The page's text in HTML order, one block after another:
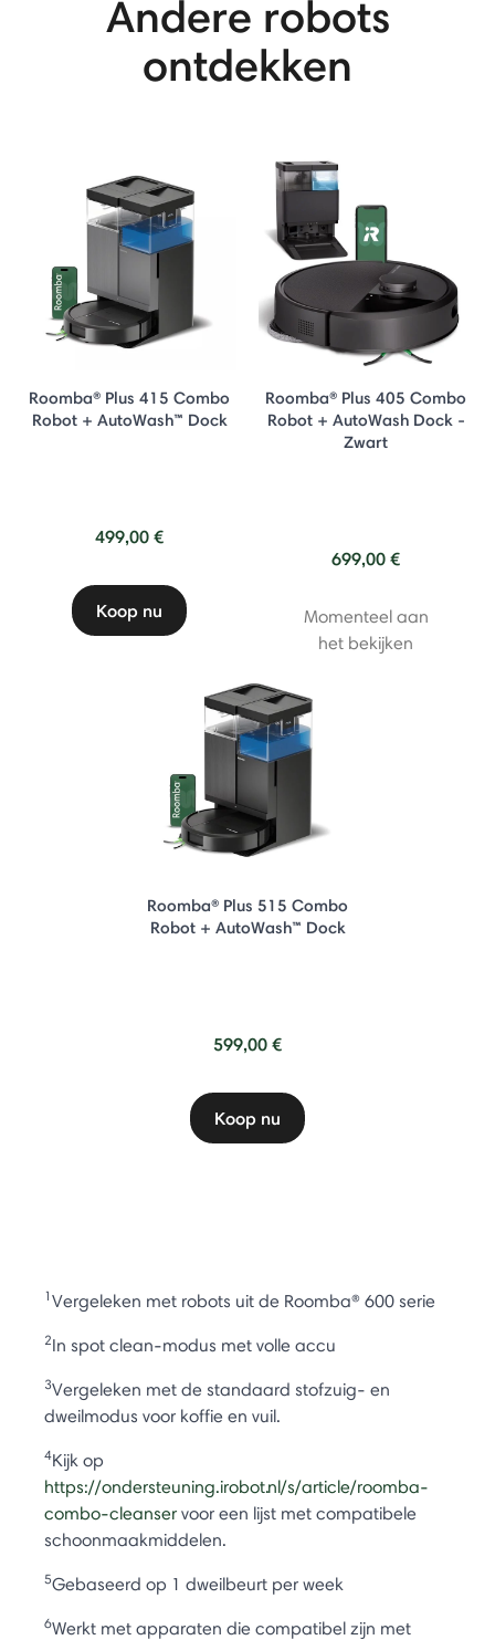
Andere robots
ontdekken
Roomba® Plus 415 Combo
Robot + AutoWash™ Dock
499,00 €
Koop nu
Roomba® Plus 405 Combo
Robot + AutoWash Dock -
Zwart
699,00 €
Momenteel aan
het bekijken
Roomba® Plus 515 Combo
Robot + AutoWash™ Dock
599,00 €
Koop nu
1 Vergeleken met robots uit de Roomba® 600 serie
2In spot clean-modus met volle accu
3Vergeleken met de standaard stofzuig- en
dweilmodus voor koffie en vuil.
4Kijk op
https://ondersteuning.irobot.nl/s/article/roomba-
combo-cleanser voor een lijst met compatibele
schoonmaakmiddelen.
5Gebaseerd op 1 dweilbeurt per week
6Werkt met apparaten die compatibel zijn met